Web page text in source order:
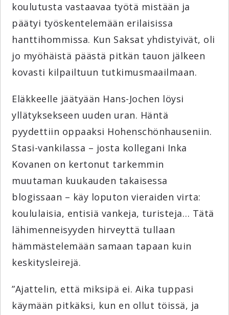
koulutusta vastaavaa työtä mistään ja
päätyi työskentelemään erilaisissa
hanttihommissa. Kun Saksat yhdistyivät, oli
jo myöhäistä päästä pitkän tauon jälkeen
kovasti kilpailtuun tutkimusmaailmaan.
Eläkkeelle jäätyään Hans-Jochen löysi
yllätyksekseen uuden uran. Häntä
pyydettiin oppaaksi Hohenschönhauseniin.
Stasi-vankilassa – josta kollegani Inka
Kovanen on kertonut tarkemmin
muutaman kuukauden takaisessa
blogissaan – käy loputon vieraiden virta:
koululaisia, entisiä vankeja, turisteja… Tätä
lähimenneisyyden hirveyttä tullaan
hämmästelemään samaan tapaan kuin
keskitysleirejä.
”Ajattelin, että miksipä ei. Aika tuppasi
käymään pitkäksi, kun en ollut töissä, ja